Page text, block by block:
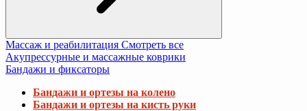
Массаж и реабилитация Смотреть все
Акупрессурные и массажные коврики
Бандажи и фиксаторы
Бандажи и ортезы на колено
Бандажи и ортезы на кисть руки